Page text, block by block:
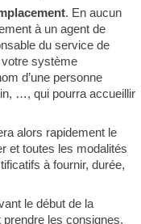
. En aucun
à un agent de
du service de
système
d’une personne
…, qui pourra accueillir
alors rapidement le
et toutes les modalités
à fournir, durée,
le début de la
prendre les consignes.